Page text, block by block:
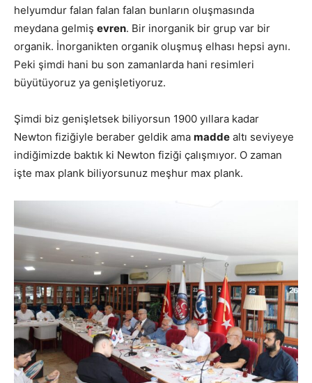
helyumdur falan falan falan bunların oluşmasında
meydana gelmiş evren. Bir inorganik bir grup var bir
organik. İnorganikten organik oluşmuş elhası hepsi aynı.
Peki şimdi hani bu son zamanlarda hani resimleri
büyütüyoruz ya genişletiyoruz.
Şimdi biz genişletsek biliyorsun 1900 yıllara kadar
Newton fiziğiyle beraber geldik ama madde altı seviyeye
indiğimizde baktık ki Newton fiziği çalışmıyor. O zaman
işte max plank biliyorsunuz meşhur max plank.